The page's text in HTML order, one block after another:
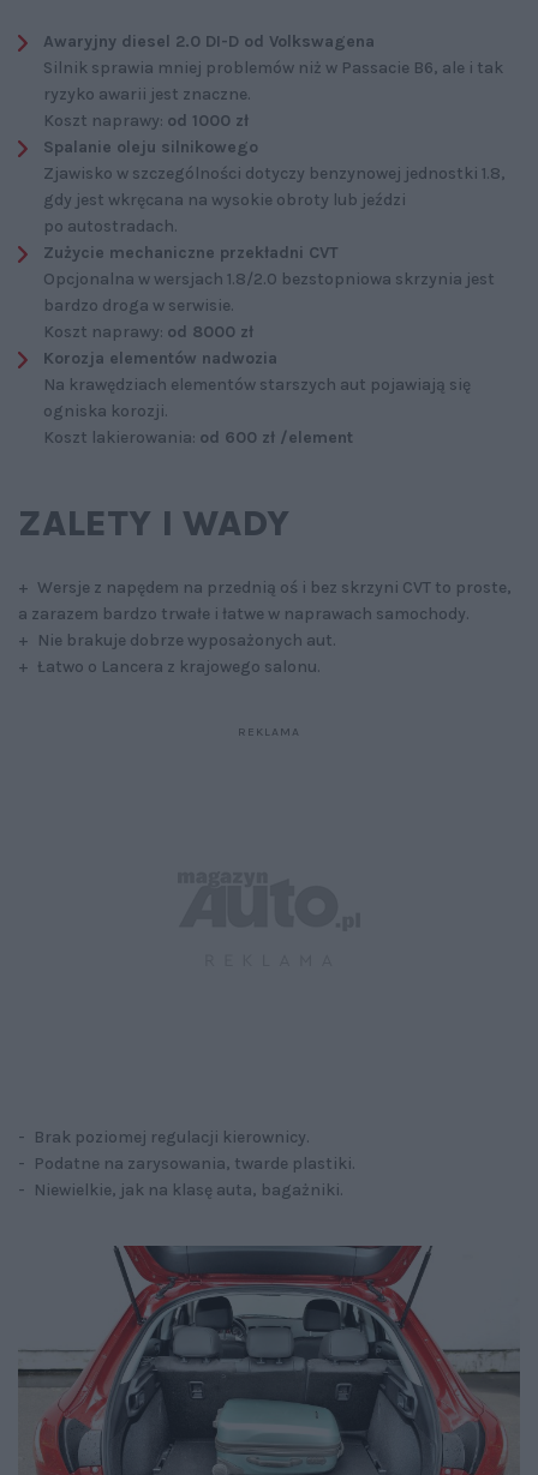
Awaryjny diesel 2.0 DI-D od Volkswagena
Silnik sprawia mniej problemów niż w Passacie B6, ale i tak
ryzyko awarii jest znaczne.
Koszt naprawy: od 1000 zł
Spalanie oleju silnikowego
Zjawisko w szczególności dotyczy benzynowej jednostki 1.8,
gdy jest wkręcana na wysokie obroty lub jeździ
po autostradach.
Zużycie mechaniczne przekładni CVT
Opcjonalna w wersjach 1.8/2.0 bezstopniowa skrzynia jest
bardzo droga w serwisie.
Koszt naprawy: od 8000 zł
Korozja elementów nadwozia
Na krawędziach elementów starszych aut pojawiają się
ogniska korozji.
Koszt lakierowania: od 600 zł /element
ZALETY I WADY
+ Wersje z napędem na przednią oś i bez skrzyni CVT to proste,
a zarazem bardzo trwałe i łatwe w naprawach samochody.
+ Nie brakuje dobrze wyposażonych aut.
+ Łatwo o Lancera z krajowego salonu.
- Brak poziomej regulacji kierownicy.
- Podatne na zarysowania, twarde plastiki.
- Niewielkie, jak na klasę auta, bagażniki.